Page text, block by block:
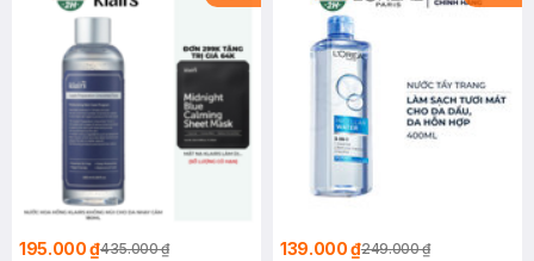
195.000 ₫435.000 ₫ 139.000 ₫249.000 ₫